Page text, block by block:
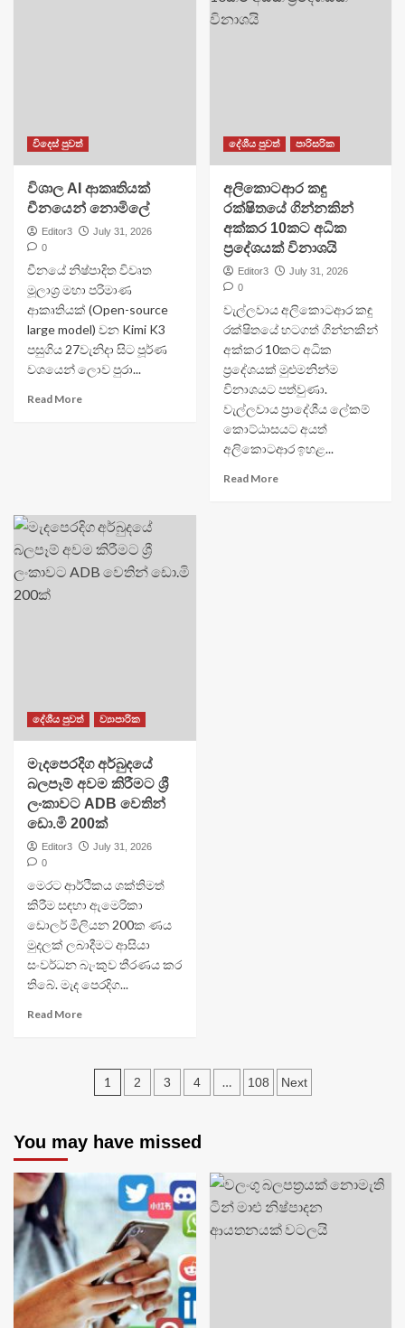
විදෙස් පුවත්
විශාල AI ආකෘතියක්
චීනයෙන් නොමිලේ
Editor3
July 31, 2026
0
චීනයේ නිෂ්පාදිත විවෘත
මූලාශ්‍ර මහා පරිමාණ
ආකෘතියක් (Open-source
large model) වන Kimi K3
පසුගිය 27වැනිදා සිට පූර්ණ
වශයෙන් ලොව පුරා...
Read More
දේශීය පුවත් පාරිසරික
අලිකොටආර කඳු
රක්ෂිතයේ ගින්නකින්
අක්කර 10කට අධික
ප්‍රදේශයක් විනාශයි
Editor3
July 31, 2026
0
වැල්ලවාය අලිකොටආර කඳු
රක්ෂිතයේ හටගත් ගින්නකින්
අක්කර 10කට අධික
ප්‍රදේශයක් මුළුමනින්ම
විනාශයට පත්වුණා.
වැල්ලවාය ප්‍රාදේශීය ලේකම්
කොට්ඨාසයට අයත්
අලිකොටආර ඉහළ...
Read More
දේශීය පුවත් ව්‍යාපාරික
මැදපෙරදිග අර්බුදයේ
බලපෑම් අවම කිරීමට ශ්‍රී
ලංකාවට ADB වෙතින්
ඩො.මි 200ක්
Editor3
July 31, 2026
0
මෙරට ආර්ථිකය ශක්තිමත්
කිරීම සඳහා ඇමෙරිකා
ඩොලර් මිලියන 200ක ණය
මුදලක් ලබාදීමට ආසියා
සංවර්ධන බැංකුව තීරණය කර
තිබේ. මැද පෙරදිග...
Read More
Posts
1 2 3 4 … 108 Next
You may have missed